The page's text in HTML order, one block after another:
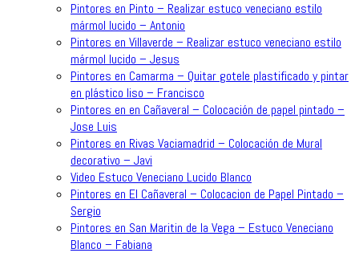
Pintores en Pinto – Realizar estuco veneciano estilo
mármol lucido – Antonio
Pintores en Villaverde – Realizar estuco veneciano estilo
mármol lucido – Jesus
Pintores en Camarma – Quitar gotele plastificado y pintar
en plástico liso – Francisco
Pintores en en Cañaveral – Colocación de papel pintado –
Jose Luis
Pintores en Rivas Vaciamadrid – Colocación de Mural
decorativo – Javi
Video Estuco Veneciano Lucido Blanco
Pintores en El Cañaveral – Colocacion de Papel Pintado –
Sergio
Pintores en San Maritin de la Vega – Estuco Veneciano
Blanco – Fabiana